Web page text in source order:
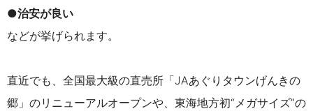
●治安が良い
などが挙げられます。
直近でも、全国最大級の直売所「JAあぐりタウンげんきの
郷」のリニューアルオープンや、東海地方初“メガサイズ”の